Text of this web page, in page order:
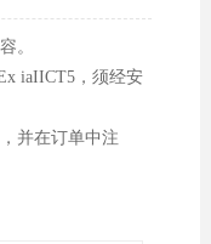
。
iaIICT5，须经安
并在订单中注